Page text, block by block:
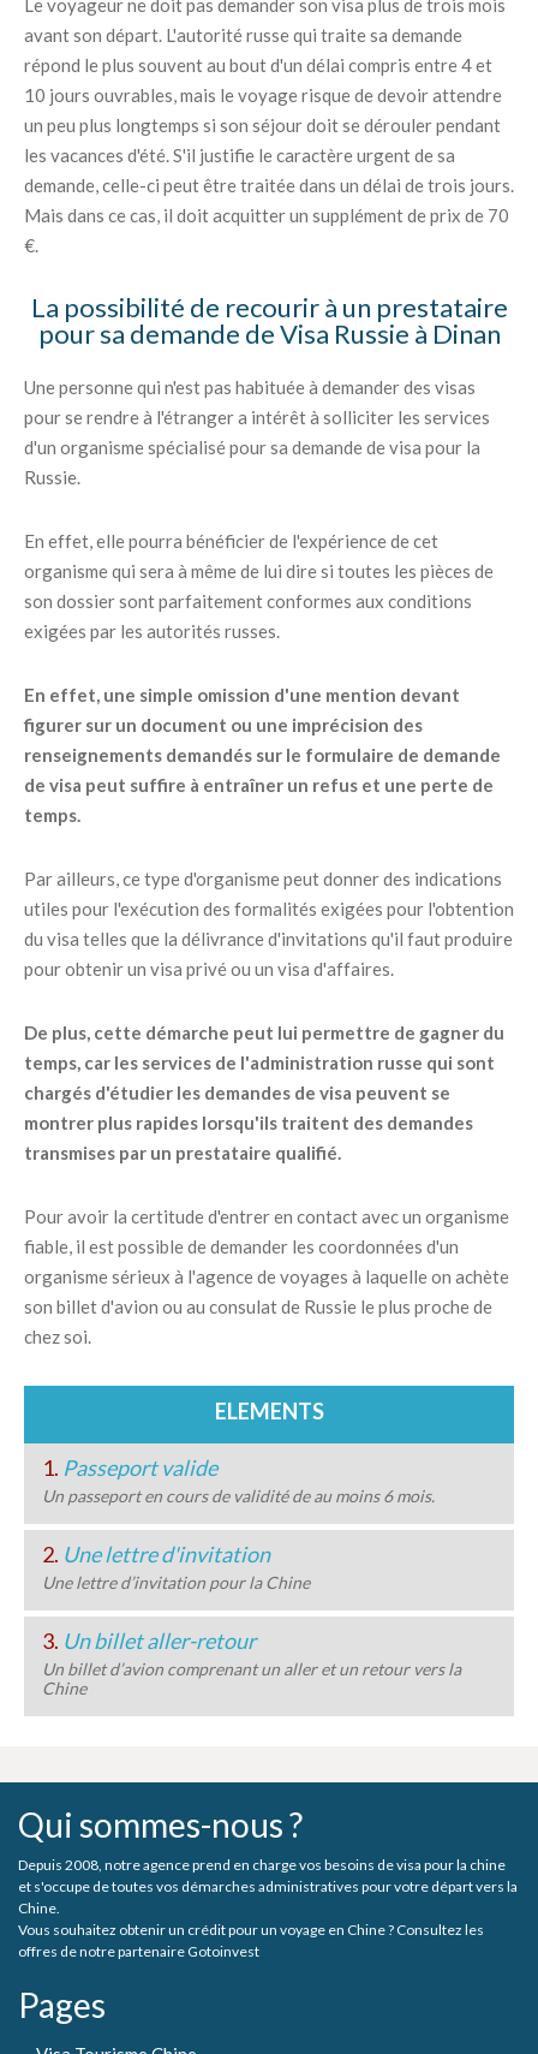
Le voyageur ne doit pas demander son visa plus de trois mois
avant son départ. L'autorité russe qui traite sa demande
répond le plus souvent au bout d'un délai compris entre 4 et
10 jours ouvrables, mais le voyage risque de devoir attendre
un peu plus longtemps si son séjour doit se dérouler pendant
les vacances d'été. S'il justifie le caractère urgent de sa
demande, celle-ci peut être traitée dans un délai de trois jours.
Mais dans ce cas, il doit acquitter un supplément de prix de 70
€.
La possibilité de recourir à un prestataire
pour sa demande de Visa Russie à Dinan
Une personne qui n'est pas habituée à demander des visas
pour se rendre à l'étranger a intérêt à solliciter les services
d'un organisme spécialisé pour sa demande de visa pour la
Russie.
En effet, elle pourra bénéficier de l'expérience de cet
organisme qui sera à même de lui dire si toutes les pièces de
son dossier sont parfaitement conformes aux conditions
exigées par les autorités russes.
En effet, une simple omission d'une mention devant
figurer sur un document ou une imprécision des
renseignements demandés sur le formulaire de demande
de visa peut suffire à entraîner un refus et une perte de
temps.
Par ailleurs, ce type d'organisme peut donner des indications
utiles pour l'exécution des formalités exigées pour l'obtention
du visa telles que la délivrance d'invitations qu'il faut produire
pour obtenir un visa privé ou un visa d'affaires.
De plus, cette démarche peut lui permettre de gagner du
temps, car les services de l'administration russe qui sont
chargés d'étudier les demandes de visa peuvent se
montrer plus rapides lorsqu'ils traitent des demandes
transmises par un prestataire qualifié.
Pour avoir la certitude d'entrer en contact avec un organisme
fiable, il est possible de demander les coordonnées d'un
organisme sérieux à l'agence de voyages à laquelle on achète
son billet d'avion ou au consulat de Russie le plus proche de
chez soi.
ELEMENTS
1. Passeport valide
Un passeport en cours de validité de au moins 6 mois.
2. Une lettre d'invitation
Une lettre d’invitation pour la Chine
3. Un billet aller-retour
Un billet d’avion comprenant un aller et un retour vers la
Chine
Qui sommes-nous ?
Depuis 2008, notre agence prend en charge vos besoins de visa pour la chine
et s'occupe de toutes vos démarches administratives pour votre départ vers la
Chine.
Vous souhaitez obtenir un crédit pour un voyage en Chine ? Consultez les
offres de notre partenaire Gotoinvest
Pages